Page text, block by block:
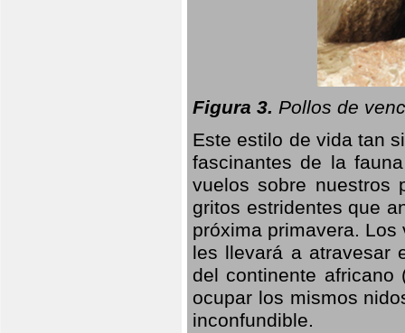
Figura 3. Pollos de
Este estilo de vida tan
fascinantes de la
vuelos sobre nuestros
gritos estridentes que
próxima primavera.
les llevará a atravesar
del continente
ocupar los mismos
inconfundible.